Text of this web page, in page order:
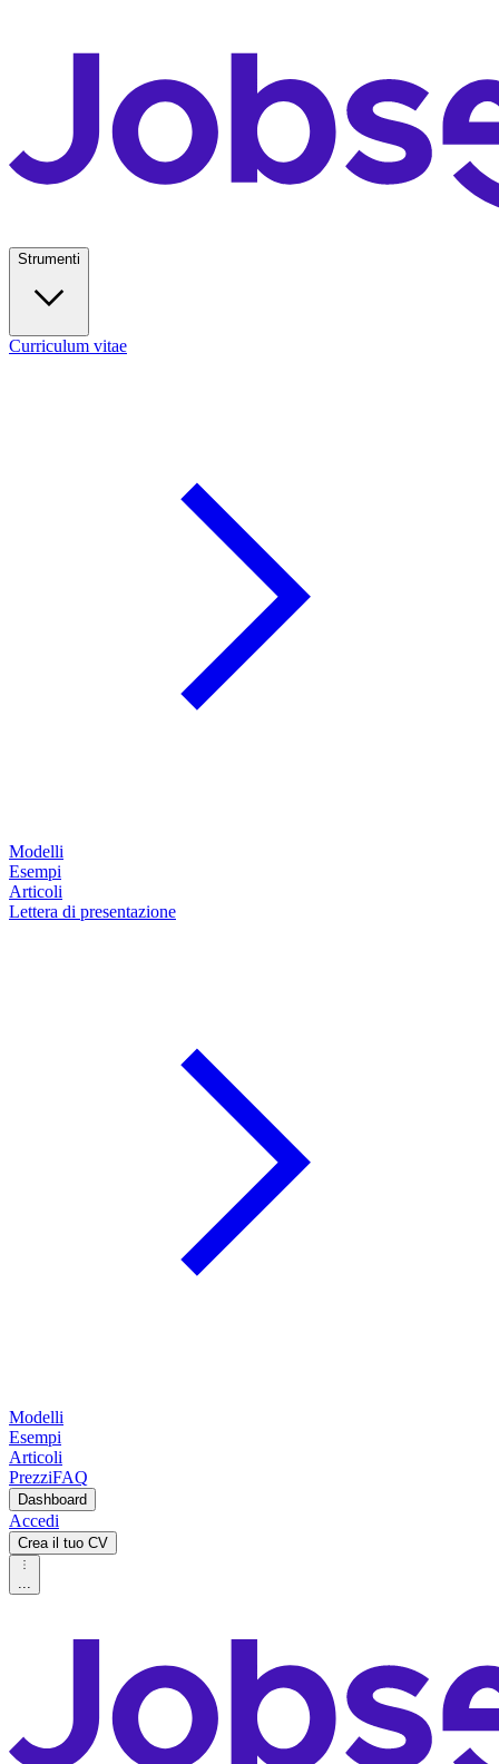
Strumenti
Curriculum vitae
Modelli
Esempi
Articoli
Lettera di presentazione
Modelli
Esempi
Articoli
PrezziFAQ
Dashboard
Accedi
Crea il tuo CV
...